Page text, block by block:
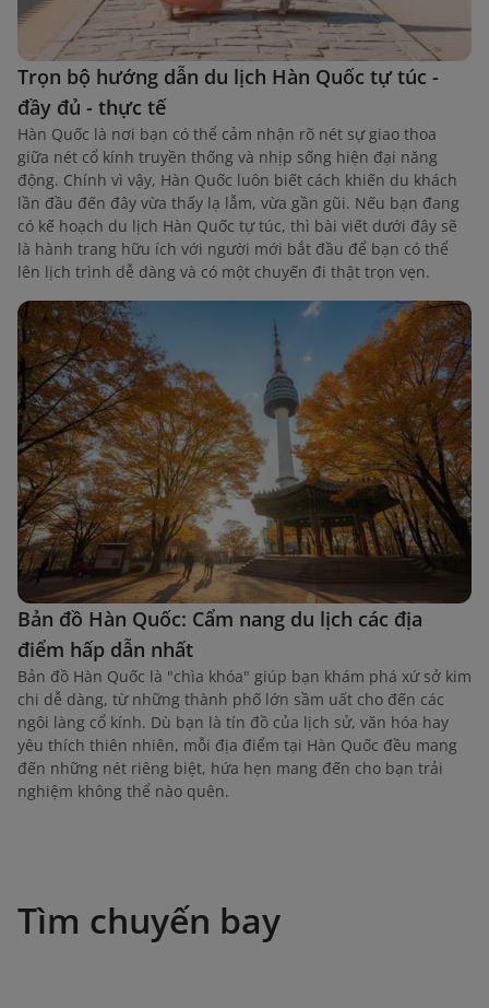
Trọn bộ hướng dẫn du lịch Hàn Quốc tự túc -
đầy đủ - thực tế
Hàn Quốc là nơi bạn có thể cảm nhận rõ nét sự giao thoa
giữa nét cổ kính truyền thống và nhịp sống hiện đại năng
động. Chính vì vậy, Hàn Quốc luôn biết cách khiến du khách
lần đầu đến đây vừa thấy lạ lẫm, vừa gần gũi. Nếu bạn đang
có kế hoạch du lịch Hàn Quốc tự túc, thì bài viết dưới đây sẽ
là hành trang hữu ích với người mới bắt đầu để bạn có thể
lên lịch trình dễ dàng và có một chuyến đi thật trọn vẹn.
Bản đồ Hàn Quốc: Cẩm nang du lịch các địa
điểm hấp dẫn nhất
Bản đồ Hàn Quốc là "chìa khóa" giúp bạn khám phá xứ sở kim
chi dễ dàng, từ những thành phố lớn sầm uất cho đến các
ngôi làng cổ kính. Dù bạn là tín đồ của lịch sử, văn hóa hay
yêu thích thiên nhiên, mỗi địa điểm tại Hàn Quốc đều mang
đến những nét riêng biệt, hứa hẹn mang đến cho bạn trải
nghiệm không thể nào quên.
Tìm chuyến bay